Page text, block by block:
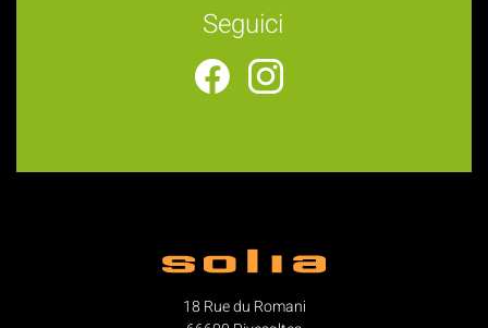
Seguici
18 Rue du Romani